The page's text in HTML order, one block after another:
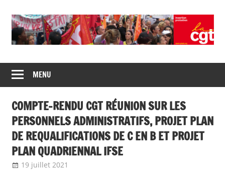
content
CGT
insertion
probation
de
syndicats
CGT
insertion
probation
MENU
COMPTE-RENDU CGT RÉUNION SUR LES
PERSONNELS ADMINISTRATIFS, PROJET PLAN
DE REQUALIFICATIONS DE C EN B ET PROJET
PLAN QUADRIENNAL IFSE
19 juillet 2021